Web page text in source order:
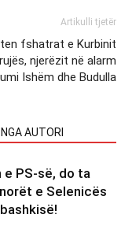
Artikulli tjetër
fshatrat e Kurbinit
njerëzit në alarm
Ishëm dhe Budulla
AUTORI
e PS-së, do ta
e Selenicës